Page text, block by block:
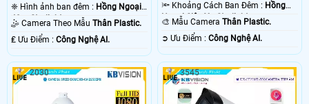
❈ Hình ảnh ban đêm : Hồng Ngoại
40m Starlight.
🤹 Camera Theo Mẫu Thân Plastic.
️₤ Ưu Điểm : Công Nghệ AI.
🔦 Khoảng Cách Ban Đêm : Hồng
Ngoại Siêu Xa Starlight.
🎨 Mẫu CameraThân Plastic.
️➲ Ưu Điểm :Công Nghệ AI.
2030 3545